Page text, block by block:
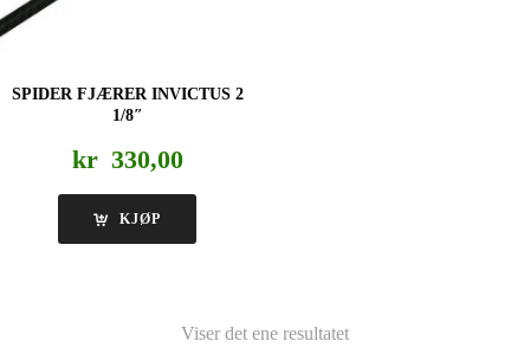
SPIDER FJÆRER INVICTUS 2
1/8″
kr 330,00
KJØP
Viser det ene resultatet